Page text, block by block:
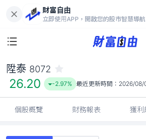
財富自由
立即使用APP，開啟您的股市智慧導航
26.20
-2.97%
陞泰 8072
26.20 -2.97% 最近更新時間： 2026/08/
個股概覽 財務報表 獲利